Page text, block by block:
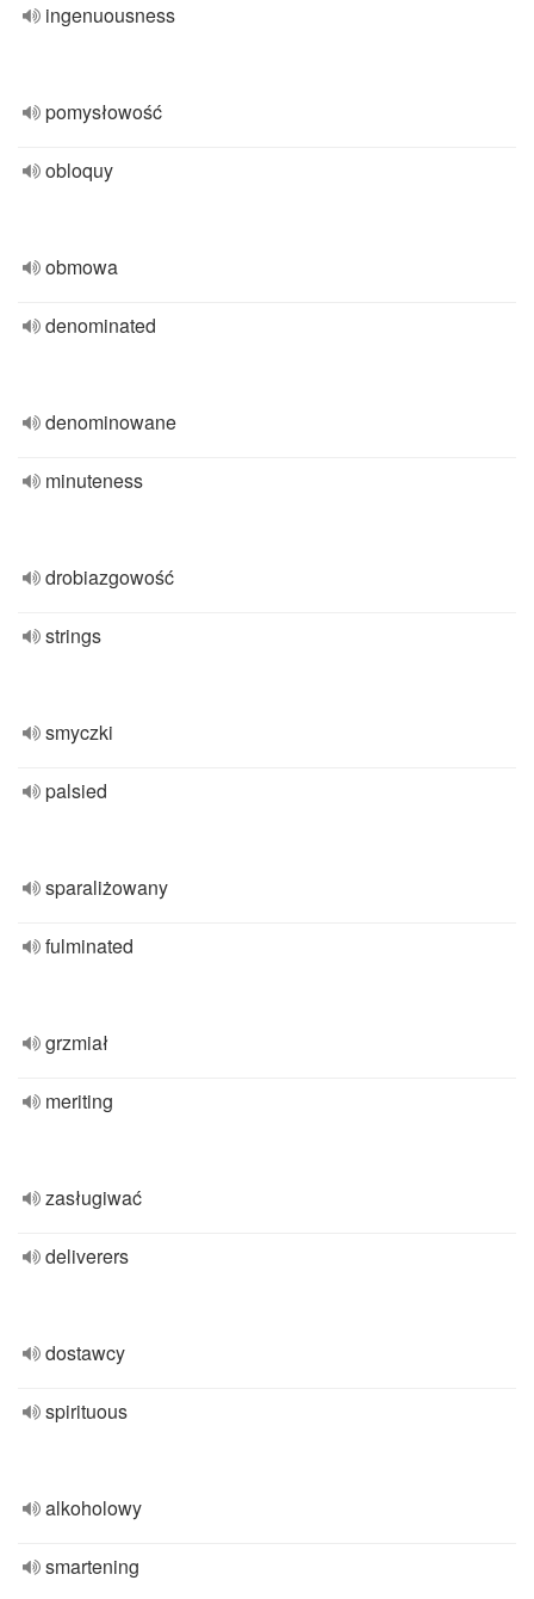
ingenuousness
pomysłowość
obloquy
obmowa
denominated
denominowane
minuteness
drobiazgowość
strings
smyczki
palsied
sparaliżowany
fulminated
grzmiał
meriting
zasługiwać
deliverers
dostawcy
spirituous
alkoholowy
smartening